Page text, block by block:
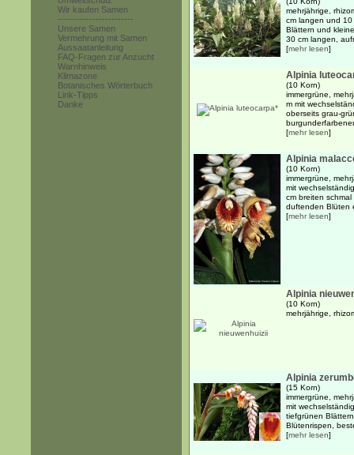
Wir kaufen Samen
------------------------
Unsere Samen
Vermehrung mit Samen
Aussaatanleitung
FAQ-Fragen zur Anzucht
Warnhinweis
Klimazone
Botanisches Wörterbuch
Link-Tipps
Danke
mehrjährige,
cm langen und
Blättern und
30 cm langen,
[mehr lesen]
Alpinia
(10 Korn)
immergrüne,
m mit
oberseits grau-
[mehr lesen]
Alpinia
(10 Korn)
immergrüne,
mit
cm breiten
duftenden Blüten
[mehr lesen]
Alpinia
(10 Korn)
mehrjährige,
Alpinia
(15 Korn)
immergrüne,
mit
tiefgrünen
Blütenrispen,
[mehr lesen]